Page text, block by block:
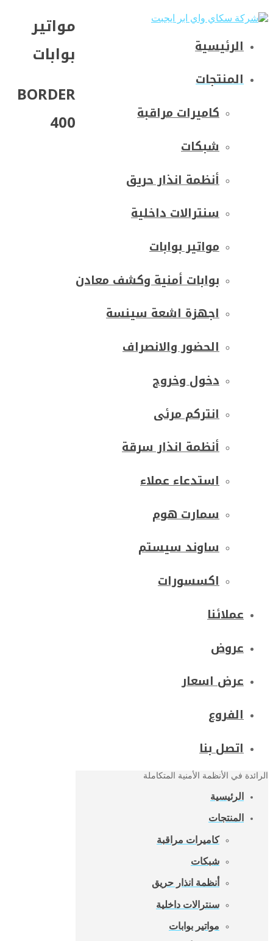
الرئيسية
المنتجات
كاميرات مراقبة
شبكات
أنظمة انذار حريق
سنترالات داخلية
مواتير بوابات
بوابات أمنية وكشف معادن
اجهزة اشعة سينسة
الحضور والانصراف
دخول وخروج
انتركم مرئى
أنظمة انذار سرقة
استدعاء عملاء
سمارت هوم
ساوند سيستم
اكسسورات
عملائنا
عروض
عرض اسعار
الفروع
اتصل بنا
الرائدة في الأنظمة الأمنية المتكاملة
الرئيسية
المنتجات
كاميرات مراقبة
شبكات
أنظمة انذار حريق
سنترالات داخلية
مواتير بوابات
مواتير
بوابات
BORDER
400